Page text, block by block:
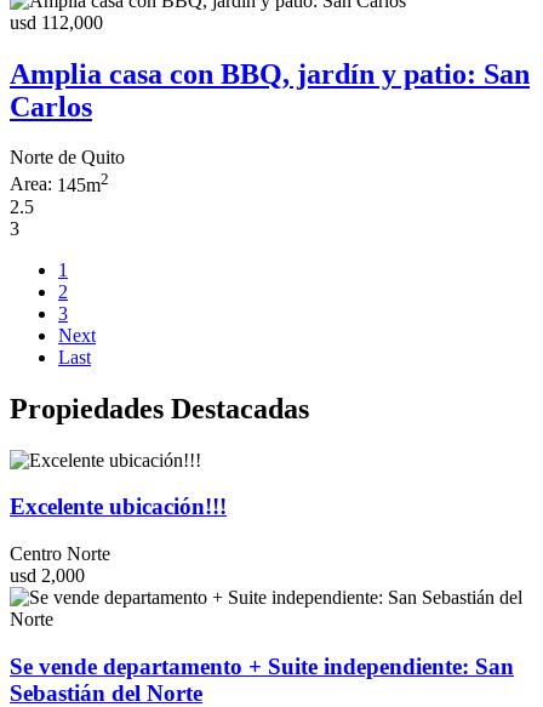
usd 112,000
Amplia casa con BBQ, jardín y patio: San
Carlos
Norte de Quito
Area: 145m2
2.5
3
1
2
3
Next
Last
Propiedades Destacadas
Excelente ubicación!!!
Centro Norte
usd 2,000
Se vende departamento + Suite independiente: San
Sebastián del Norte